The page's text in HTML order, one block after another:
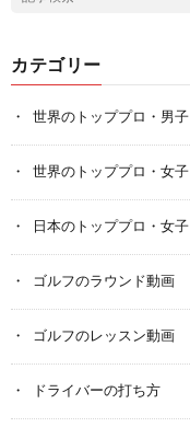
カテゴリー
世界のトッププロ・男子
世界のトッププロ・女子
日本のトッププロ・女子
ゴルフのラウンド動画
ゴルフのレッスン動画
ドライバーの打ち方